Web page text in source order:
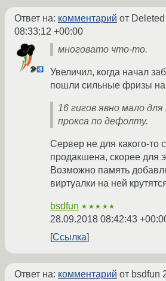
Ответ на: комментарий от Deleted
08:33:12 +00:00
многовато что-то.
Увеличил, когда начал
пошли сильные фризы на
16 гигов явно мало
прокса по дефолту.
Сервер не для какого-то
продакшена, скорее для
Возможно память
виртуалки на ней
bsdfun ★★★★★
28.09.2018 08:42:43
Ссылка
Ответ на: комментарий от bsdfun